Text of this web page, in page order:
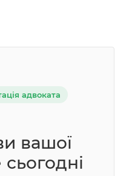
адвоката
вашої